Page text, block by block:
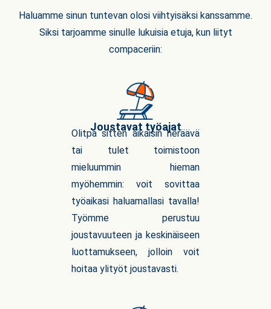
Haluamme sinun tuntevan olosi viihtyisäksi kanssamme.
Siksi tarjoamme sinulle lukuisia etuja, kun liityt
compaceriin:
Joustavat työajat
Olitpa sitten aikaisin heräävä
tai tulet toimistoon
mieluummin hieman
myöhemmin: voit sovittaa
työaikasi haluamallasi tavalla!
Työmme perustuu
joustavuuteen ja keskinäiseen
luottamukseen, jolloin voit
hoitaa ylityöt joustavasti.